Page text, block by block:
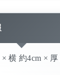
横 約4cm × 厚